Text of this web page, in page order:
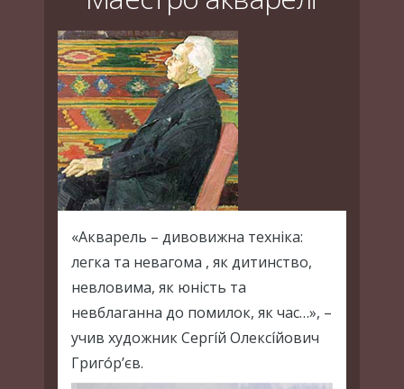
«Акварель – дивовижна техніка:
легка та невагома , як дитинство,
невловима, як юність та
невблаганна до помилок, як час…», –
учив художник Сергі́й Олексі́йович
Григо́р’єв.